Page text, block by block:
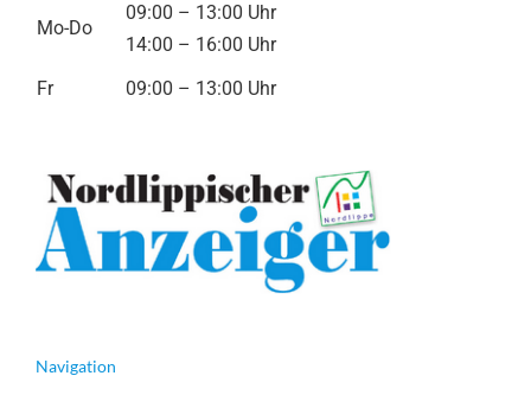
Mo-Do
09:00 – 13:00 Uhr
14:00 – 16:00 Uhr
Fr
09:00 – 13:00 Uhr
Navigation